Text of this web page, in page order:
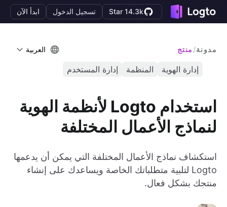
Star 14.3k تسجيل الدخول ابدأ الآن
مدونة/ منتج العربية
إدارة الهوية المنظمة إدارة المستخدم
استخدام Logto لأنظمة الهوية
لنماذج الأعمال المختلفة
استكشاف نماذج الأعمال المختلفة التي يمكن أن يدعمها
Logto لتلبية متطلباتك الخاصة ويساعدك على إنشاء
منتجك بشكل فعال.